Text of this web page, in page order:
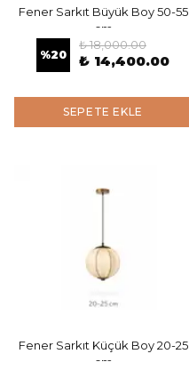
Fener Sarkıt Büyük Boy 50-55
cm
%20
₺ 18,000.00
₺ 14,400.00
SEPETE EKLE
Fener Sarkıt Küçük Boy 20-25
cm